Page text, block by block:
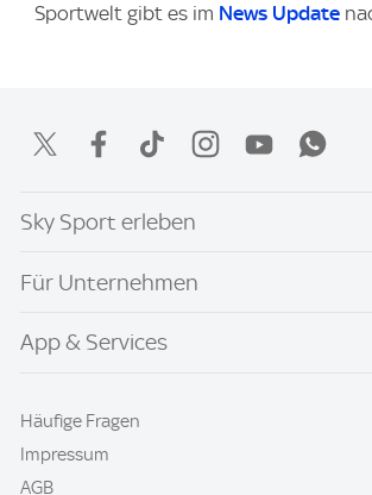
Sportwelt gibt es im News Update
Sky Sport erleben
Für Unternehmen
App & Services
Häufige Fragen
Impressum
AGB